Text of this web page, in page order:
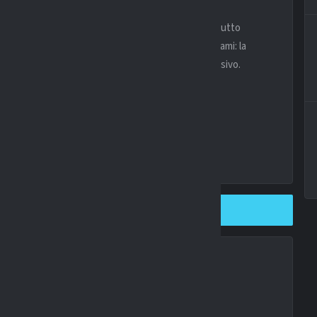
rappresenta il perno della difesa, soprattutto
la differenza. Ora l’attenzione è tutta sugli esami: la
di non dover rinunciare a lungo al suo leader difensivo.